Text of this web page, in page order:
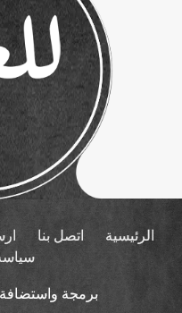
الرئيسية اتصل بنا
برمجة